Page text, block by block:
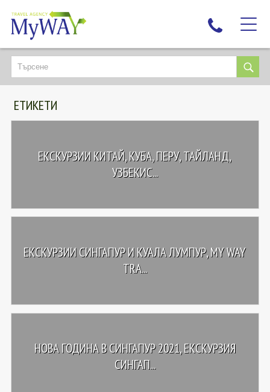
НАЙ-ТЪРСЕНИ
ДЕСТИНАЦИИ
ЕКЗОТИЧНИ ПОЧИВКИ
ЛЮБОПИТНО
КОНТАКТИ
ЕТИКЕТИ
ЕКСКУРЗИИ КИТАЙ, КУБА, ПЕРУ, ТАЙЛАНД,
УЗБЕКИС...
ЕКСКУРЗИИ СИНГАПУР И КУАЛА ЛУМПУР, MY WAY
TRA...
НОВА ГОДИНА В СИНГАПУР 2021, ЕКСКУРЗИЯ
СИНГАП...